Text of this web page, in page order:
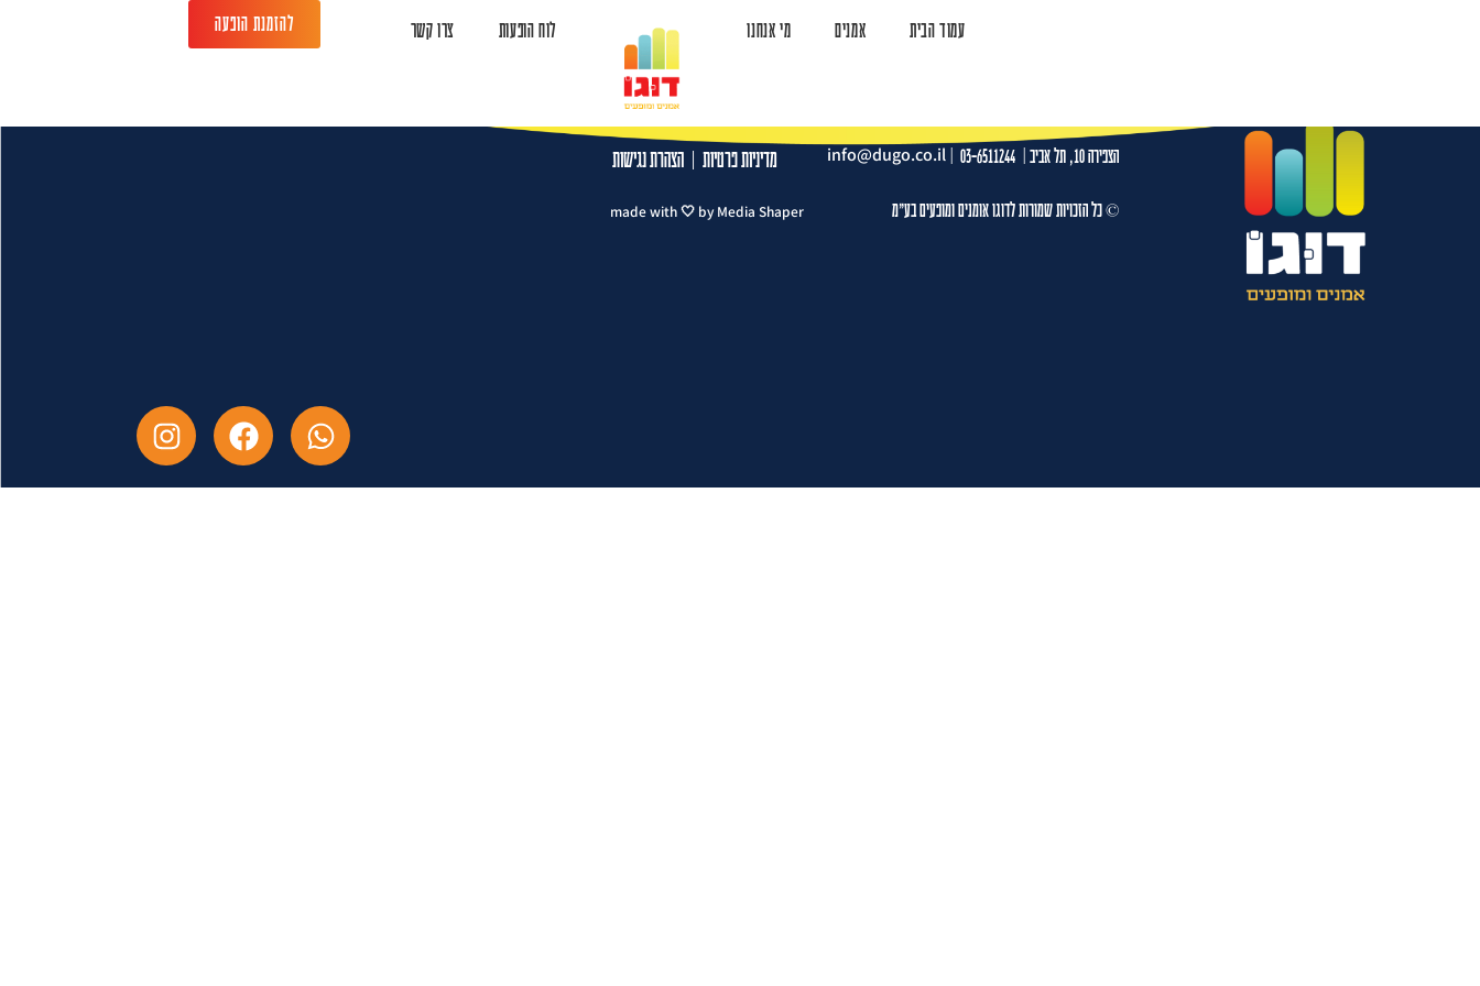
עמוד הבית אמנים מי אנחנו לוח הופעות צרו קשר להזמנת הופעה
לוח הופעות
הצפירה 10, תל אביב |
03-6511244
|
info@dugo.co.il מדיניות פרטיות| הצהרת נגישות
© כל הזכויות שמורות לדוגו אומנים ומופעים בע"מ made with 🤍 by Media Shaper